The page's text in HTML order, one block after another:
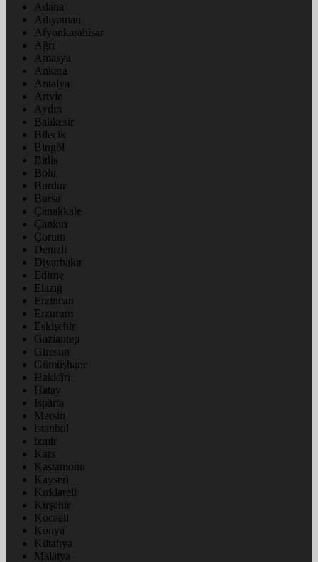
Adana
Adıyaman
Afyonkarahisar
Ağrı
Amasya
Ankara
Antalya
Artvin
Aydın
Balıkesir
Bilecik
Bingöl
Bitlis
Bolu
Burdur
Bursa
Çanakkale
Çankırı
Çorum
Denizli
Diyarbakır
Edirne
Elazığ
Erzincan
Erzurum
Eskişehir
Gaziantep
Giresun
Gümüşhane
Hakkâri
Hatay
Isparta
Mersin
istanbul
izmir
Kars
Kastamonu
Kayseri
Kırklareli
Kırşehir
Kocaeli
Konya
Kütahya
Malatya